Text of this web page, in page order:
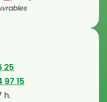
25
97 15
h.